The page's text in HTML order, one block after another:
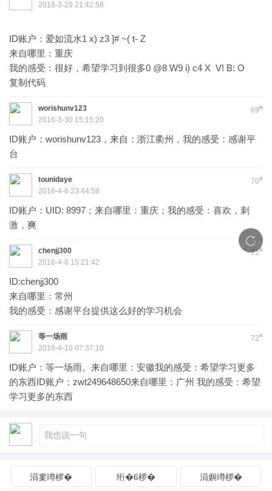
2016-3-29 21:42:58
ID账户：爱如流水1 x) z3 ]# ~( t- Z
来自哪里：重庆
我的感受：很好，希望学习到很多0 @8 W9 i) c4 X V! B: O
复制代码
69#
worishunv123
2016-3-30 15:15:20
ID账户：worishunv123，来自：浙江衢州，我的感受：感谢平
台
70#
tounidaye
2016-4-6 23:44:58
ID账户：UID: 8997；来自哪里：重庆；我的感受：喜欢，刺
激，爽
71#
chenjj300
2016-4-8 15:21:42
ID:chenjj300
来自哪里：常州
我的感受：感谢平台提供这么好的学习机会
72#
等一场雨
2016-4-10 07:37:10
ID账户：等一场雨。来自哪里：安徽我的感受：希望学习更多
的东西ID账户：zwt249648650来自哪里：广州 我的感受：希望
学习更多的东西
涓婁竴椤� 绗�6椤� 涓嬩竴椤�